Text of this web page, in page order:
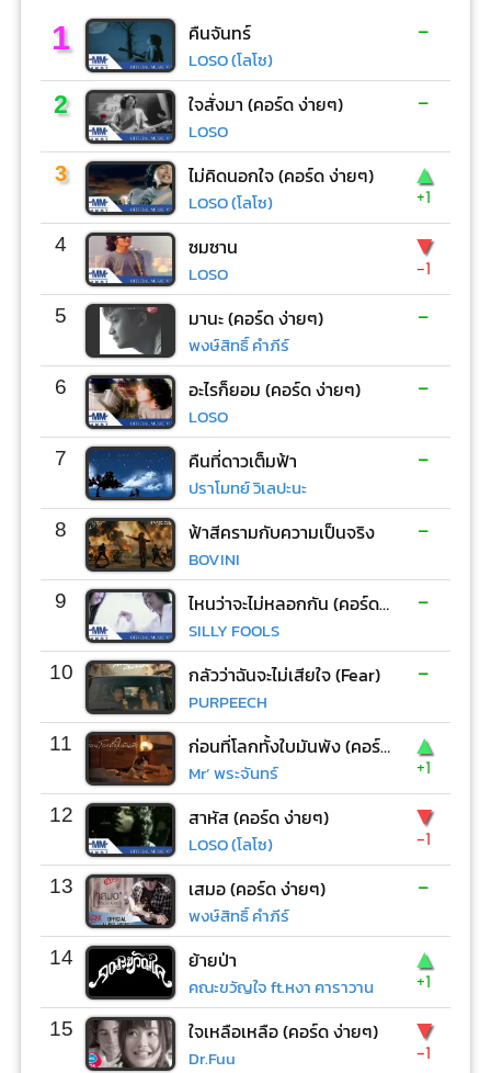
1 คืนจันทร์
LOSO (โลโซ)
-
2 ใจสั่งมา (คอร์ด ง่ายๆ)
LOSO
-
3 ไม่คิดนอกใจ (คอร์ด ง่ายๆ)
LOSO (โลโซ)
▲
+1
4 ซมซาน
LOSO
▼
-1
5 มานะ (คอร์ด ง่ายๆ)
พงษ์สิทธิ์ คำภีร์
-
6 อะไรก็ยอม (คอร์ด ง่ายๆ)
LOSO
-
7 คืนที่ดาวเต็มฟ้า
ปราโมทย์ วิเลปะนะ
-
8 ฟ้าสีครามกับความเป็นจริง
BOVINI
-
9 ไหนว่าจะไม่หลอกกัน (คอร์ด ง่ายๆ)
SILLY FOOLS
-
10 กลัวว่าฉันจะไม่เสียใจ (Fear)
PURPEECH
-
11 ก่อนที่โลกทั้งใบมันพัง (คอร์ด ง่ายๆ)
Mr’ พระจันทร์
▲
+1
12 สาหัส (คอร์ด ง่ายๆ)
LOSO (โลโซ)
▼
-1
13 เสมอ (คอร์ด ง่ายๆ)
พงษ์สิทธิ์ คำภีร์
-
14 ย้ายป่า
คณะขวัญใจ ft.หงา คาราวาน
▲
+1
15 ใจเหลือเหลือ (คอร์ด ง่ายๆ)
Dr.Fuu
▼
-1